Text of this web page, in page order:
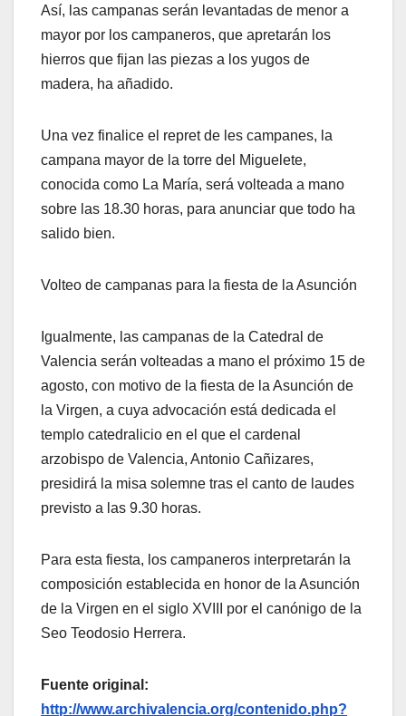
Así, las campanas serán levantadas de menor a
mayor por los campaneros, que apretarán los
hierros que fijan las piezas a los yugos de
madera, ha añadido.
Una vez finalice el repret de les campanes, la
campana mayor de la torre del Miguelete,
conocida como La María, será volteada a mano
sobre las 18.30 horas, para anunciar que todo ha
salido bien.
Volteo de campanas para la fiesta de la Asunción
Igualmente, las campanas de la Catedral de
Valencia serán volteadas a mano el próximo 15 de
agosto, con motivo de la fiesta de la Asunción de
la Virgen, a cuya advocación está dedicada el
templo catedralicio en el que el cardenal
arzobispo de Valencia, Antonio Cañizares,
presidirá la misa solemne tras el canto de laudes
previsto a las 9.30 horas.
Para esta fiesta, los campaneros interpretarán la
composición establecida en honor de la Asunción
de la Virgen en el siglo XVIII por el canónigo de la
Seo Teodosio Herrera.
Fuente original:
http://www.archivalencia.org/contenido.php?